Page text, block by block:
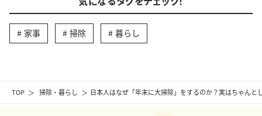
TOP 掃除・暮らし 日本人はなぜ「年末に大掃除」をするのか？実はちゃんと
家事 掃除 暮らし